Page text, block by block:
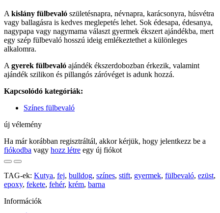
A kislány fülbevaló születésnapra, névnapra, karácsonyra, húsvétra
vagy ballagásra is kedves meglepetés lehet. Sok édesapa, édesanya,
nagypapa vagy nagymama választ gyermek ékszert ajándékba, mert
egy szép fülbevaló hosszú ideig emlékeztethet a különleges
alkalomra.
A gyerek fülbevaló ajándék ékszerdobozban érkezik, valamint
ajándék szilikon és pillangós záróvéget is adunk hozzá.
Kapcsolódó kategóriák:
Színes fülbevaló
új vélemény
Ha már korábban regisztráltál, akkor kérjük, hogy jelentkezz be a
fiókodba vagy hozz létre egy új fiókot
TAG-ek: Kutya, fej, bulldog, színes, stift, gyermek, fülbevaló, ezüst,
epoxy, fekete, fehér, krém, barna
Információk